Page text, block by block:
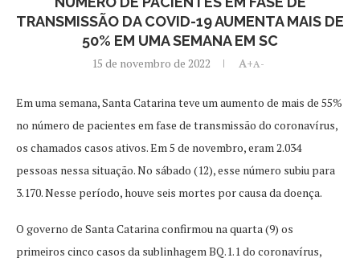
TRANSMISSÃO DA COVID-19 AUMENTA MAIS DE
50% EM UMA SEMANA EM SC
15 de novembro de 2022 A+A-
Em uma semana, Santa Catarina teve um aumento de mais de 55%
no número de pacientes em fase de transmissão do coronavírus,
os chamados casos ativos. Em 5 de novembro, eram 2.034
pessoas nessa situação. No sábado (12), esse número subiu para
3.170. Nesse período, houve seis mortes por causa da doença.
O governo de Santa Catarina confirmou na quarta (9) os
primeiros cinco casos da sublinhagem BQ.1.1 do coronavírus,